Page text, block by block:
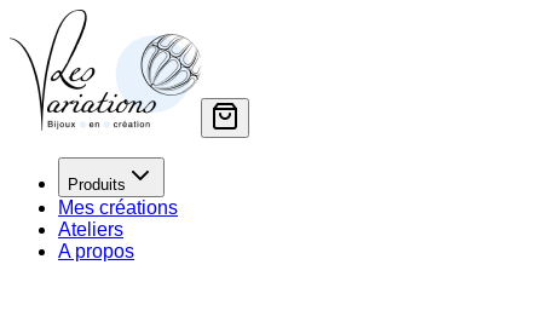
Produits
Mes créations
Ateliers
A propos